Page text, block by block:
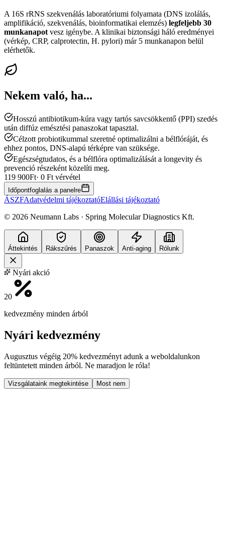
A 16S rRNS szekvenálás laboratóriumi folyamata (DNS izolálás,
amplifikáció, szekvenálás, bioinformatikai elemzés) legfeljebb 30
munkanapot vesz igénybe. A klinikai biztonsági háló eredményei
(vérkép, CRP, calprotectin, H. pylori) már 5 munkanapon belül
elérhetők.
Nekem való, ha...
Hosszú antibiotikum-kúra vagy tartós savcsökkentő (PPI) szedés
után diffúz emésztési panaszokat tapasztal.
Célzott probiotikummal szeretné optimalizálni a bélflóráját, és
ehhez pontos, DNS-alapú térképre van szüksége.
Egészségtudatos, és a bélflóra optimalizálását a longevity és
prevenció részeként közelíti meg.
119 900Ft· 0 Ft vérvétel
Időpontfoglalás a panelre
ÁSZFAdatvédelmi tájékoztatóElállási tájékoztató
© 2026 Neumann Labs · Spring Molecular Diagnostics Kft.
Áttekintés Rákszűrés Panaszok Anti-aging Rólunk
Nyári akció
20
kedvezmény minden árból
Nyári kedvezmény
Augusztus végéig 20% kedvezményt adunk a weboldalunkon
feltüntetett minden árból. Ne maradjon le róla!
Vizsgálataink megtekintése Most nem